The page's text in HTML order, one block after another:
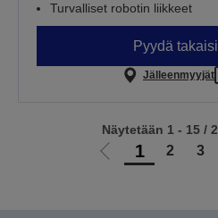
Turvalliset robotin liikkeet
Pyydä
Jälleenmyyjät
Siirry1 2 3
Näytetään 1 - 15 /